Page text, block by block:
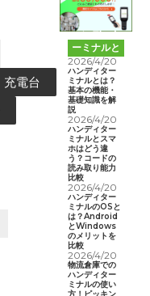
充電台
ハンディタ
ーミナルと
は
2026/4/20
ハンディター
ミナルとは？
基本の機能・
基礎知識を解
説
2026/4/20
ハンディター
ミナルとスマ
ホはどう違
う？コードの
読み取り能力
比較
2026/4/20
ハンディター
ミナルのOSと
は？Android
とWindows
のメリットを
比較
2026/4/20
物流倉庫での
ハンディター
ミナルの使い
方！ピッキン